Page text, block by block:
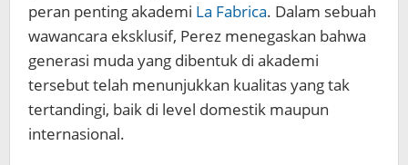
peran penting akademi La Fabrica. Dalam sebuah
wawancara eksklusif, Perez menegaskan bahwa
generasi muda yang dibentuk di akademi
tersebut telah menunjukkan kualitas yang tak
tertandingi, baik di level domestik maupun
internasional.